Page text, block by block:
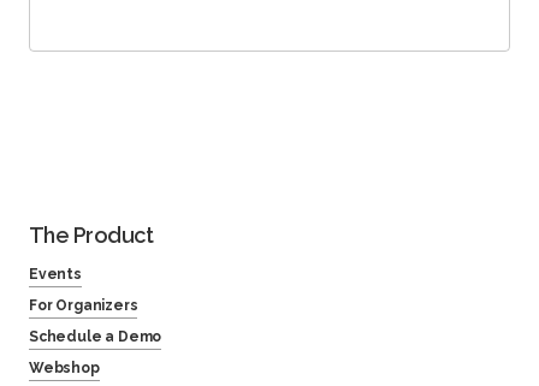
The Product
Events
For Organizers
Schedule a Demo
Webshop